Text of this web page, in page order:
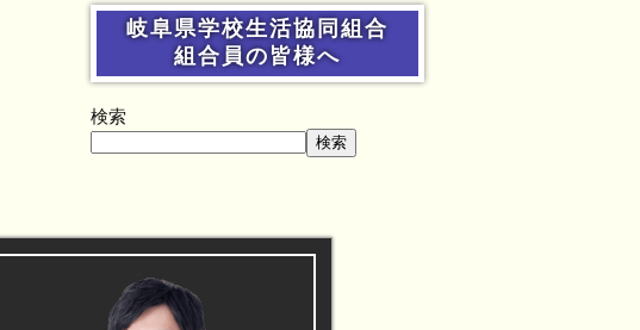
岐阜県学校生活協同組合
組合員の皆様へ
検索
検索